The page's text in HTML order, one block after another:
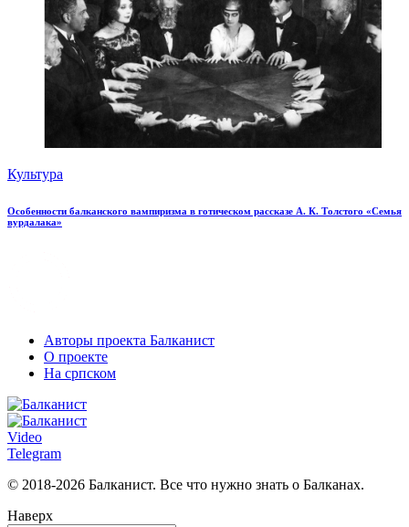
Культура
Особенности балканского вампиризма в готическом рассказе А. К. Толстого «Семья
вурдалака»
Авторы проекта Балканист
О проекте
На српском
Video
Telegram
© 2018-2026 Балканист. Все что нужно знать о Балканах.
Наверх